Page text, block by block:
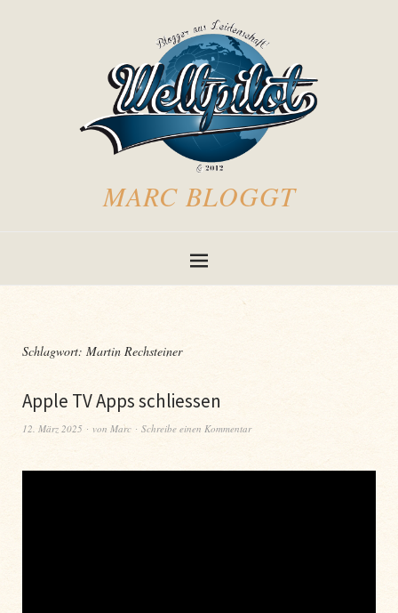
MARC BLOGGT
Schlagwort: Martin Rechsteiner
Apple TV Apps schliessen
12. März 2025 von Marc Schreibe einen Kommentar